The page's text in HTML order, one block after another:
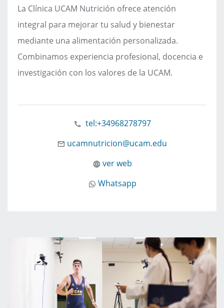
La Clínica UCAM Nutrición ofrece atención
integral para mejorar tu salud y bienestar
mediante una alimentación personalizada.
Combinamos experiencia profesional, docencia e
investigación con los valores de la UCAM.
tel:+34968278797
ucamnutricion@ucam.edu
ver web
Whatsapp